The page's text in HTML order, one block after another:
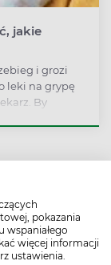
pokazania
wspaniałego
więcej informacji
ustawienia.
jakie
i grozi
leki na grypę
By